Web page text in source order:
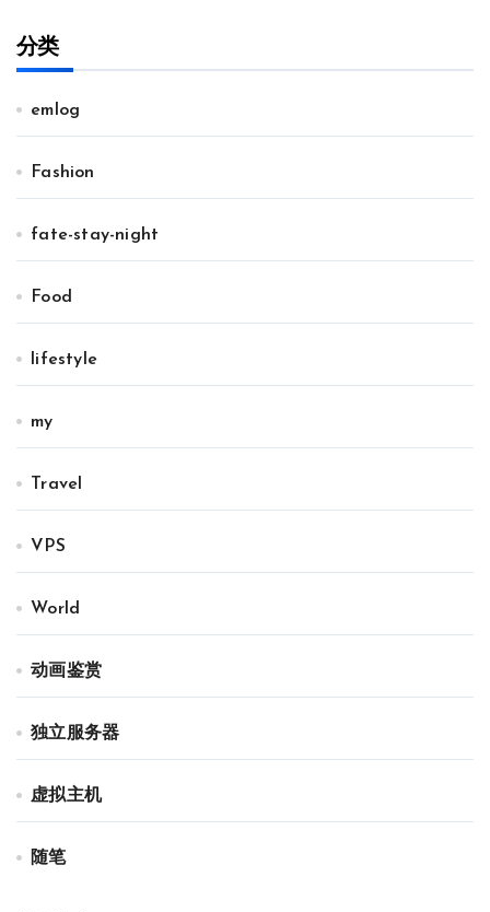
分类
emlog
Fashion
fate-stay-night
Food
lifestyle
my
Travel
VPS
World
动画鉴赏
独立服务器
虚拟主机
随笔